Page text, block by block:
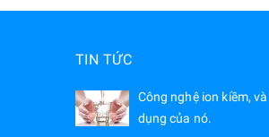
TIN TỨC
Công nghệ ion kiềm,
dụng của nó.